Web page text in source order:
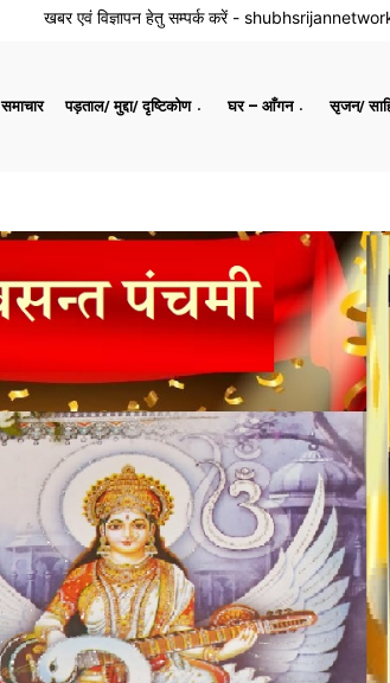
खबर एवं विज्ञापन हेतु सम्पर्क करें -
समाचार पड़ताल/ मुद्दा/ दृष्टिकोण घर – आँगन सृजन/